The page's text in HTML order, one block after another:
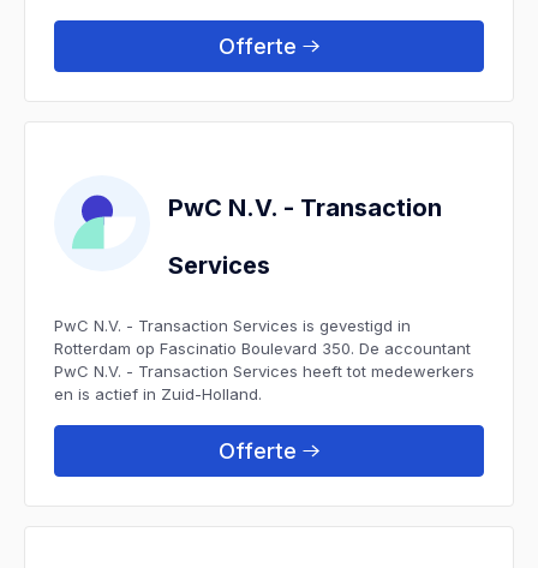
Offerte
PwC N.V. - Transaction
Services
PwC N.V. - Transaction Services is gevestigd in
Rotterdam op Fascinatio Boulevard 350. De accountant
PwC N.V. - Transaction Services heeft tot medewerkers
en is actief in Zuid-Holland.
Offerte